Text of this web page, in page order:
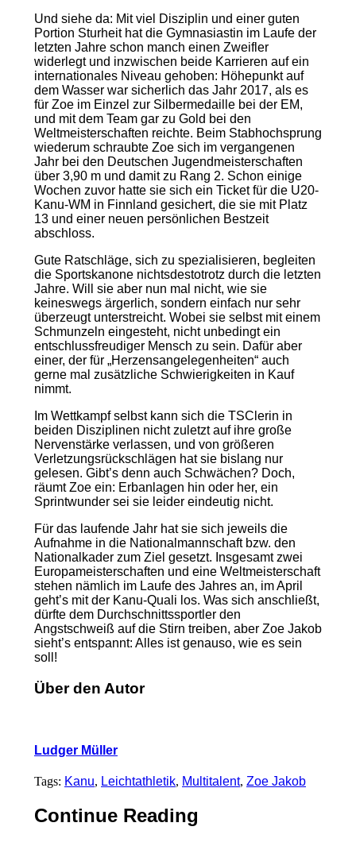
Und siehe da: Mit viel Disziplin und einer guten
Portion Sturheit hat die Gymnasiastin im Laufe der
letzten Jahre schon manch einen Zweifler
widerlegt und inzwischen beide Karrieren auf ein
internationales Niveau gehoben: Höhepunkt auf
dem Wasser war sicherlich das Jahr 2017, als es
für Zoe im Einzel zur Silbermedaille bei der EM,
und mit dem Team gar zu Gold bei den
Weltmeisterschaften reichte. Beim Stabhochsprung
wiederum schraubte Zoe sich im vergangenen
Jahr bei den Deutschen Jugendmeisterschaften
über 3,90 m und damit zu Rang 2. Schon einige
Wochen zuvor hatte sie sich ein Ticket für die U20-
Kanu-WM in Finnland gesichert, die sie mit Platz
13 und einer neuen persönlichen Bestzeit
abschloss.
Gute Ratschläge, sich zu spezialisieren, begleiten
die Sportskanone nichtsdestotrotz durch die letzten
Jahre. Will sie aber nun mal nicht, wie sie
keineswegs ärgerlich, sondern einfach nur sehr
überzeugt unterstreicht. Wobei sie selbst mit einem
Schmunzeln eingesteht, nicht unbedingt ein
entschlussfreudiger Mensch zu sein. Dafür aber
einer, der für „Herzensangelegenheiten“ auch
gerne mal zusätzliche Schwierigkeiten in Kauf
nimmt.
Im Wettkampf selbst kann sich die TSClerin in
beiden Disziplinen nicht zuletzt auf ihre große
Nervenstärke verlassen, und von größeren
Verletzungsrückschlägen hat sie bislang nur
gelesen. Gibt’s denn auch Schwächen? Doch,
räumt Zoe ein: Erbanlagen hin oder her, ein
Sprintwunder sei sie leider eindeutig nicht.
Für das laufende Jahr hat sie sich jeweils die
Aufnahme in die Nationalmannschaft bzw. den
Nationalkader zum Ziel gesetzt. Insgesamt zwei
Europameisterschaften und eine Weltmeisterschaft
stehen nämlich im Laufe des Jahres an, im April
geht’s mit der Kanu-Quali los. Was sich anschließt,
dürfte dem Durchschnittssportler den
Angstschweiß auf die Stirn treiben, aber Zoe Jakob
sieht’s entspannt: Alles ist genauso, wie es sein
soll!
Über den Autor
Ludger Müller
Tags: Kanu, Leichtathletik, Multitalent, Zoe Jakob
Continue Reading